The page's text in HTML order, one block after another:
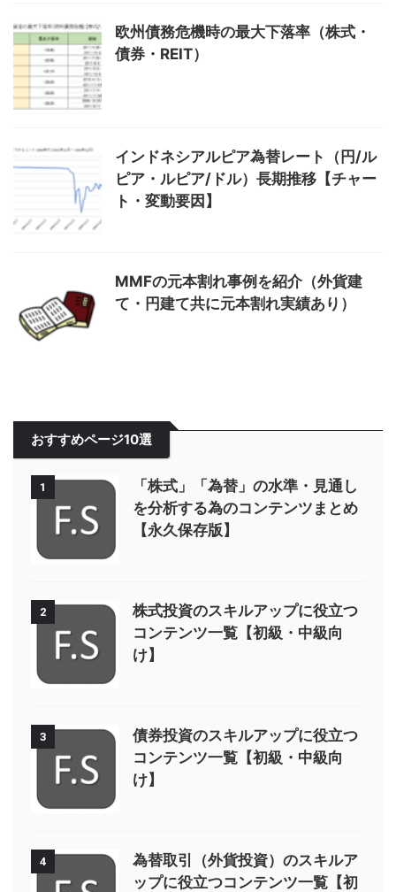
欧州債務危機時の最大下落率（株式・
債券・REIT）
インドネシアルピア為替レート（円/ル
ピア・ルピア/ドル）長期推移【チャー
ト・変動要因】
MMFの元本割れ事例を紹介（外貨建
て・円建て共に元本割れ実績あり）
おすすめページ10選
1
「株式」「為替」の水準・見通し
を分析する為のコンテンツまとめ
【永久保存版】
2
株式投資のスキルアップに役立つ
コンテンツ一覧【初級・中級向
け】
3
債券投資のスキルアップに役立つ
コンテンツ一覧【初級・中級向
け】
4
為替取引（外貨投資）のスキルア
ップに役立つコンテンツ一覧【初